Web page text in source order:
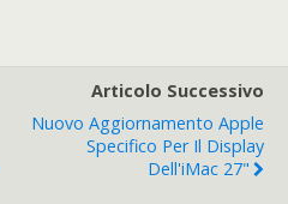
Articolo Successivo
Nuovo Aggiornamento Apple
Specifico Per Il Display
Dell'iMac 27"